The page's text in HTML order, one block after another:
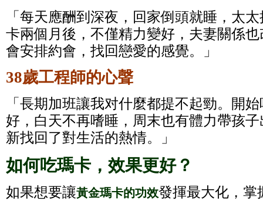
「每天應酬到深夜，回家倒頭就睡，太
卡兩個月後，不僅精力變好，夫妻關係
會安排約會，找回戀愛的感覺。」
38歲工程師的心聲
「長期加班讓我对什麼都提不起勁。開
好，白天不再嗜睡，周末也有體力帶孩
新找回了對生活的熱情。」
如何吃瑪卡，效果更好？
如果想要讓黃金瑪卡的功效發揮最大化，掌